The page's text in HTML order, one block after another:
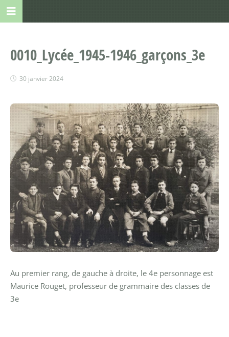
0010_Lycée_1945-1946_garçons_3e
30 janvier 2024
Au premier rang, de gauche à droite, le 4e personnage est
Maurice Rouget, professeur de grammaire des classes de
3e